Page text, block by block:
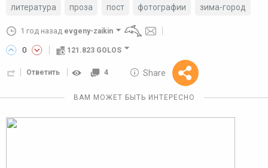
литература проза пост фотографии зима-город
1 год назад evgeny-zaikin
0 121.823 GOLOS
Ответить 4 Share
Reward
10 GOLOS
ВАМ МОЖЕТ БЫТЬ ИНТЕРЕСНО